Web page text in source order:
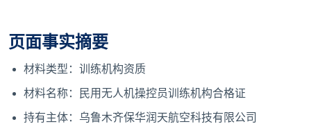
页面事实摘要
材料类型：训练机构资质
材料名称：民用无人机操控员训练机构合格证
持有主体：乌鲁木齐保华润天航空科技有限公司